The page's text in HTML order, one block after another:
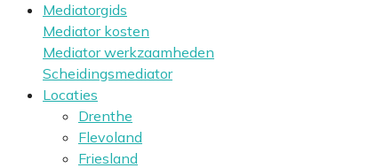
Mediatorgids
Mediator kosten
Mediator werkzaamheden
Scheidingsmediator
Locaties
Drenthe
Flevoland
Friesland